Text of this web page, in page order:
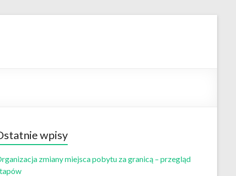
wpisy
zmiany miejsca pobytu za granicą – przegląd